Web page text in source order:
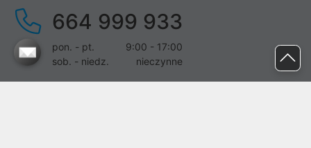
664 999 933
pon. - pt.
9:00 - 17:00
sob. - niedz.
nieczynne